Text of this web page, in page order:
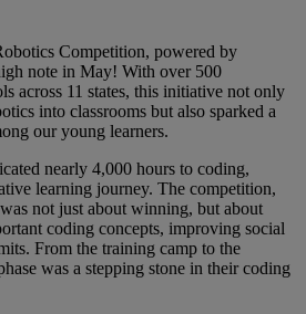
Competition, powered by
note in May! With over 500
across 11 states, this initiative not only
into classrooms but also sparked a
our young learners.
nearly 4,000 hours to coding,
learning journey. The competition,
not just about winning, but about
coding concepts, improving social
From the training camp to the
was a stepping stone in their coding